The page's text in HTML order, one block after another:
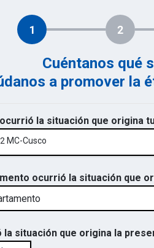
1 2
Cuéntanos qué
a promover la
la situación que origina
MC-Cusco
ocurrió la situación que
la situación que origina la